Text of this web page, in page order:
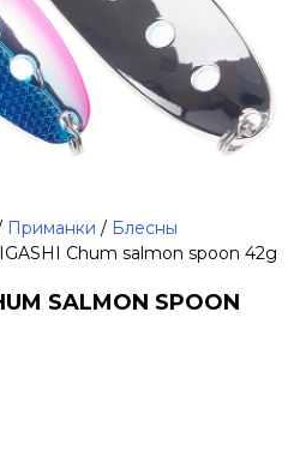
Приманки / Блесны
Chum salmon spoon 42g
SALMON SPOON